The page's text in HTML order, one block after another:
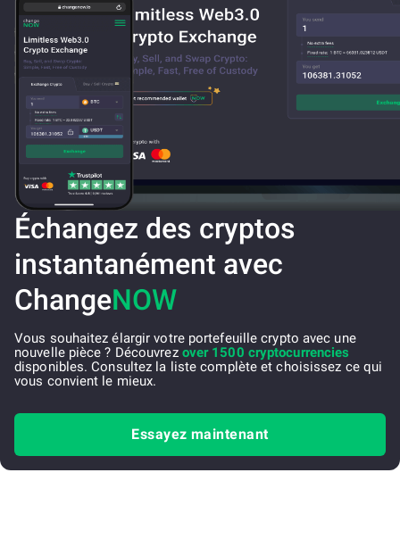
Échangez des cryptos
instantanément avec
ChangeNOW
Vous souhaitez élargir votre portefeuille crypto avec une
nouvelle pièce ? Découvrez over 1500 cryptocurrencies
disponibles. Consultez la liste complète et choisissez ce qui
vous convient le mieux.
Essayez maintenant